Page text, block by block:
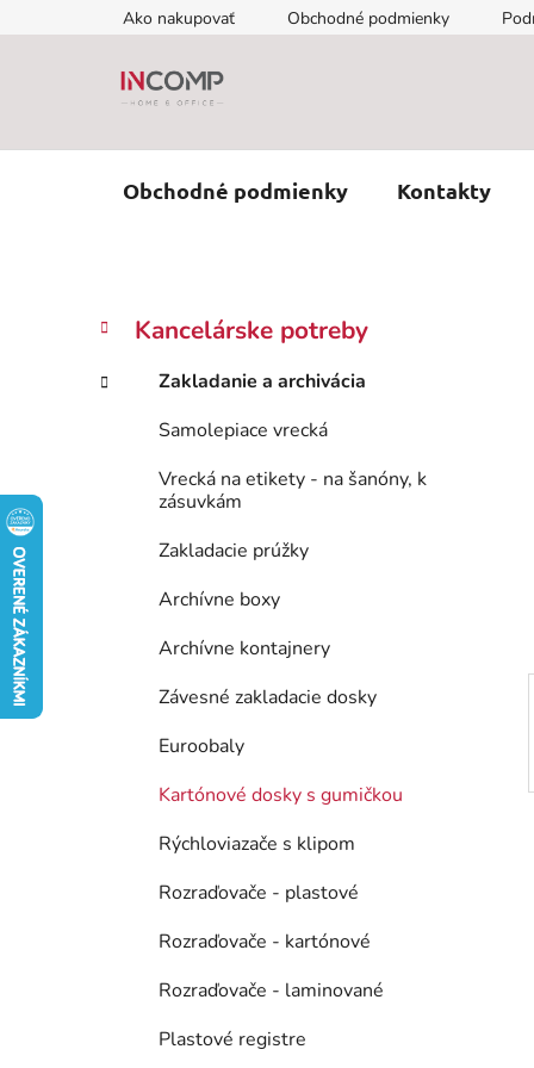
na
Ako nakupovať Obchodné podmienky
Obchodné podmienky Kontakty
B
č
Preskočiť
kategórie
K
a
e
Kancelárske potreby
Zakladanie a archivácia
Samolepiace vrecká
Vrecká na etikety - na šanóny, k
zásuvkám
Zakladacie prúžky
Archívne boxy
Archívne kontajnery
Závesné zakladacie dosky
Euroobaly
Kartónové dosky s gumičkou
Rýchloviazače s klipom
Rozraďovače - plastové
Rozraďovače - kartónové
Rozraďovače - laminované
Plastové registre